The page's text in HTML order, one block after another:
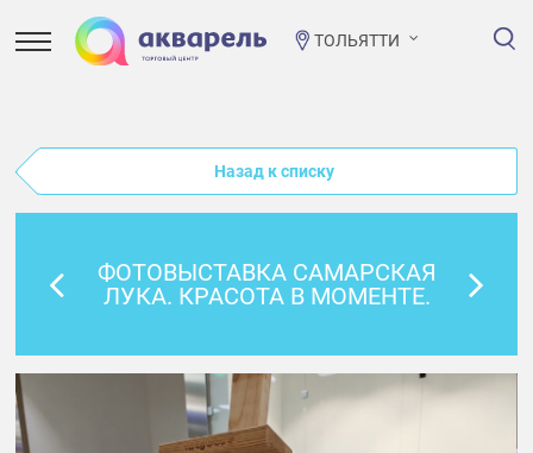
ТОЛЬЯТТИ
Назад к списку
ФОТОВЫСТАВКА САМАРСКАЯ
ЛУКА. КРАСОТА В МОМЕНТЕ.